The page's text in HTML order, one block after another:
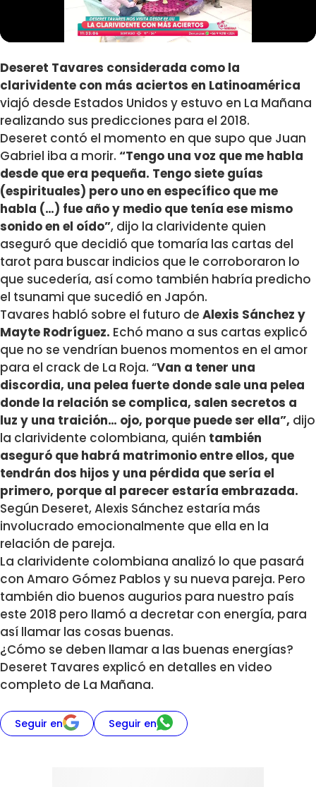
Deseret Tavares considerada como la
clarividente con más aciertos en Latinoamérica
viajó desde Estados Unidos y estuvo en La Mañana
realizando sus predicciones para el 2018.
Deseret contó el momento en que supo que Juan
Gabriel iba a morir. “Tengo una voz que me habla
desde que era pequeña. Tengo siete guías
(espirituales) pero uno en específico que me
habla (…) fue año y medio que tenía ese mismo
sonido en el oído”, dijo la clarividente quien
aseguró que decidió que tomaría las cartas del
tarot para buscar indicios que le corroboraron lo
que sucedería, así como también habría predicho
el tsunami que sucedió en Japón.
Tavares habló sobre el futuro de Alexis Sánchez y
Mayte Rodríguez. Echó mano a sus cartas explicó
que no se vendrían buenos momentos en el amor
para el crack de La Roja. “Van a tener una
discordia, una pelea fuerte donde sale una pelea
donde la relación se complica, salen secretos a
luz y una traición… ojo, porque puede ser ella”, dijo
la clarividente colombiana, quién también
aseguró que habrá matrimonio entre ellos, que
tendrán dos hijos y una pérdida que sería el
primero, porque al parecer estaría embrazada.
Según Deseret, Alexis Sánchez estaría más
involucrado emocionalmente que ella en la
relación de pareja.
La clarividente colombiana analizó lo que pasará
con Amaro Gómez Pablos y su nueva pareja. Pero
también dio buenos augurios para nuestro país
este 2018 pero llamó a decretar con energía, para
así llamar las cosas buenas.
¿Cómo se deben llamar a las buenas energías?
Deseret Tavares explicó en detalles en video
completo de La Mañana.
Seguir en Seguir en